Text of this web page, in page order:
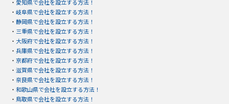
・ 愛知県で会社を設立する方法！
・ 岐阜県で会社を設立する方法！
・ 静岡県で会社を設立する方法！
・ 三重県で会社を設立する方法！
・ 大阪府で会社を設立する方法！
・ 兵庫県で会社を設立する方法！
・ 京都府で会社を設立する方法！
・ 滋賀県で会社を設立する方法！
・ 奈良県で会社を設立する方法！
・ 和歌山県で会社を設立する方法！
・ 鳥取県で会社を設立する方法！